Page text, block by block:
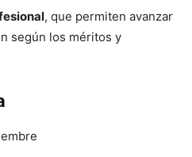
, que permiten avanzar
según los méritos y